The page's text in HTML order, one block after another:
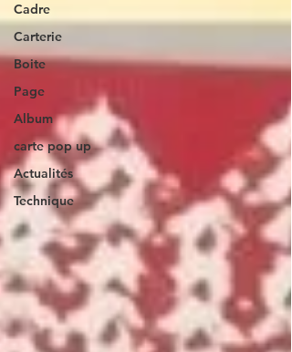
Cadre
Carterie
Boite
Page
Album
carte pop up
Actualités
Technique